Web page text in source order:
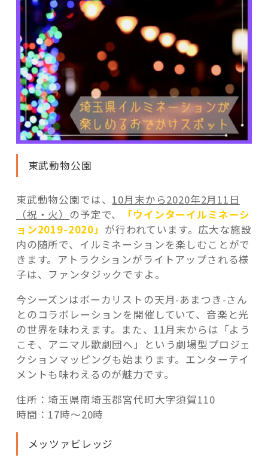
東武動物公園
東武動物公園では、 10月末から2020年2月11日
（祝・火） の予定で、
「ウインターイルミネーシ
ョン2019-2020」 が行われています。広大な施設
内の随所で、イルミネーションを楽しむことがで
きます。アトラクションがライトアップされる様
子は、ファンタジックですよ。
今シーズンはボーカリストの天月-あまつき-さん
とのコラボレーションを開催していて、音楽と光
の世界を味わえます。また、11月末からは「よう
こそ、アニマル歌劇団へ」という劇場型プロジェ
クションマッピングも始まります。エンターテイ
メントも味わえるのが魅力です。
住所：埼玉県南埼玉郡宮代町大字須賀110
時間：17時～20時
メッツァビレッジ